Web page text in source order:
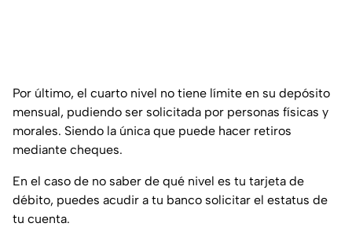
Por último, el cuarto nivel no tiene límite en su depósito
mensual, pudiendo ser solicitada por personas físicas y
morales. Siendo la única que puede hacer retiros
mediante cheques.
En el caso de no saber de qué nivel es tu tarjeta de
débito, puedes acudir a tu banco solicitar el estatus de
tu cuenta.